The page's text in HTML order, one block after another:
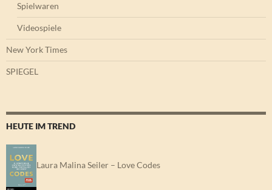
Spielwaren
Videospiele
New York Times
SPIEGEL
HEUTE IM TREND
Laura Malina Seiler – Love Codes